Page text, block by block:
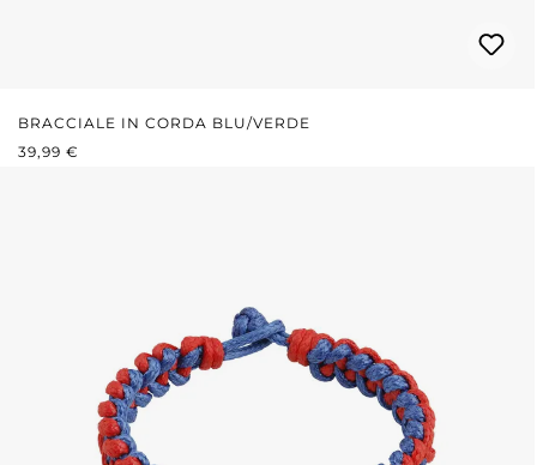
BRACCIALE IN CORDA BLU/VERDE
PREZZO NORMALE:
39,99 €